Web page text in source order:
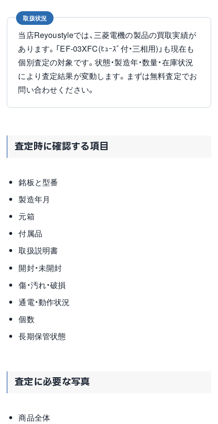
取扱状況
当店Reyoustyleでは、三菱電機の製品の買取実績が
あります。「EF-03XFC(ﾋｭｰｽﾞ付・三相用)」も現在も
個別査定の対象です。状態・製造年・数量・在庫状況
により査定結果が変動します。まずは無料査定でお
問い合わせください。
査定時に確認する項目
銘板と型番
製造年月
元箱
付属品
取扱説明書
開封・未開封
傷・汚れ・破損
通電・動作状況
個数
長期保管状態
査定に必要な写真
商品全体